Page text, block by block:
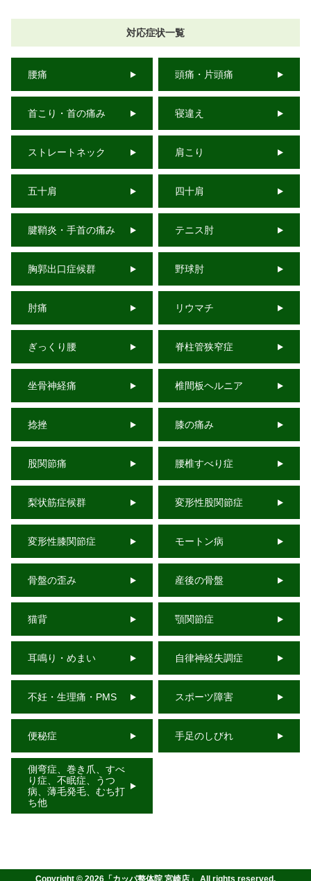
対応症状一覧
腰痛 頭痛・片頭痛
首こり・首の痛み 寝違え
ストレートネック 肩こり
五十肩 四十肩
腱鞘炎・手首の痛み テニス肘
胸郭出口症候群 野球肘
肘痛 リウマチ
ぎっくり腰 脊柱管狭窄症
坐骨神経痛 椎間板ヘルニア
捻挫 膝の痛み
股関節痛 腰椎すべり症
梨状筋症候群 変形性股関節症
変形性膝関節症 モートン病
骨盤の歪み 産後の骨盤
猫背 顎関節症
耳鳴り・めまい 自律神経失調症
不妊・生理痛・PMS スポーツ障害
便秘症 手足のしびれ
側弯症、巻き爪、すべ
り症、不眠症、うつ
病、薄毛発毛、むち打
ち他
Copyright © 2026 「カッパ整体院 宮崎店 」 All rights reserved.